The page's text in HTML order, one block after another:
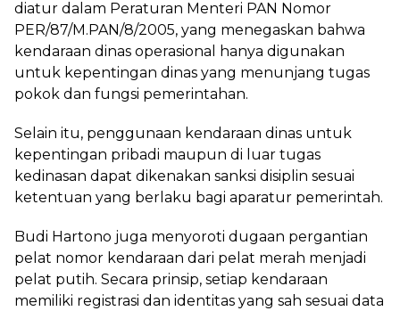
diatur dalam Peraturan Menteri PAN Nomor
PER/87/M.PAN/8/2005, yang menegaskan bahwa
kendaraan dinas operasional hanya digunakan
untuk kepentingan dinas yang menunjang tugas
pokok dan fungsi pemerintahan.
‎Selain itu, penggunaan kendaraan dinas untuk
kepentingan pribadi maupun di luar tugas
kedinasan dapat dikenakan sanksi disiplin sesuai
ketentuan yang berlaku bagi aparatur pemerintah.
‎Budi Hartono juga menyoroti dugaan pergantian
pelat nomor kendaraan dari pelat merah menjadi
pelat putih. Secara prinsip, setiap kendaraan
memiliki registrasi dan identitas yang sah sesuai data